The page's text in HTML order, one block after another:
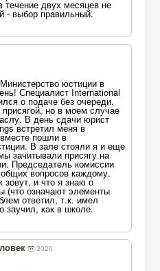
течение двух месяцев не
- выбор правильный.
юстиции в
Специалист International
о подаче без очереди.
но в моем случае
В день сдачи юрист
встретил меня в
пошли в
В зале стояли я и еще
зачитывали присягу на
Председатель комиссии
вопросов каждому.
зовут, и что я знаю о
(что означают элементы
ответил, т.к. имел
заучил, как в школе.
2020